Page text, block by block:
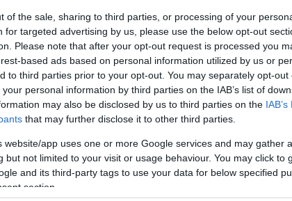
of the sale, sharing to third parties, or processing of your
for targeted advertising by us, please use the below opt-out
Please note that after your opt-out request is processed you
based ads based on personal information utilized by us or
to third parties prior to your opt-out. You may separately opt-out
personal information by third parties on the IAB’s list of
may also be disclosed by us to third parties on the
that may further disclose it to other third parties.
website/app uses one or more Google services and may gather
but not limited to your visit or usage behaviour. You may click to
and its third-party tags to use your data for below specified
section.
szabad hetet találni, amit nyaralásra
előadás mellett jó, ha a párjára talál időt az